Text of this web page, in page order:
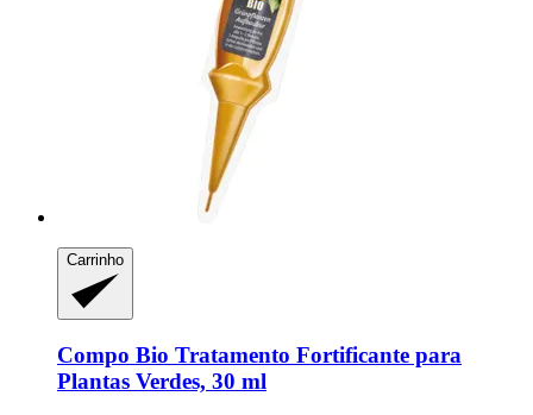
Carrinho
Compo Bio Tratamento Fortificante para
Plantas Verdes, 30 ml